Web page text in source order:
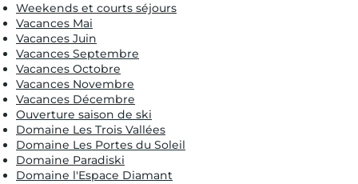
Weekends et courts séjours
Vacances Mai
Vacances Juin
Vacances Septembre
Vacances Octobre
Vacances Novembre
Vacances Décembre
Ouverture saison de ski
Domaine Les Trois Vallées
Domaine Les Portes du Soleil
Domaine Paradiski
Domaine l'Espace Diamant